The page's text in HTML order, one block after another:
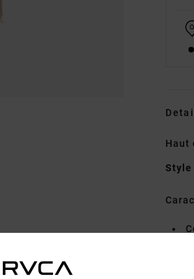
Haut
Style